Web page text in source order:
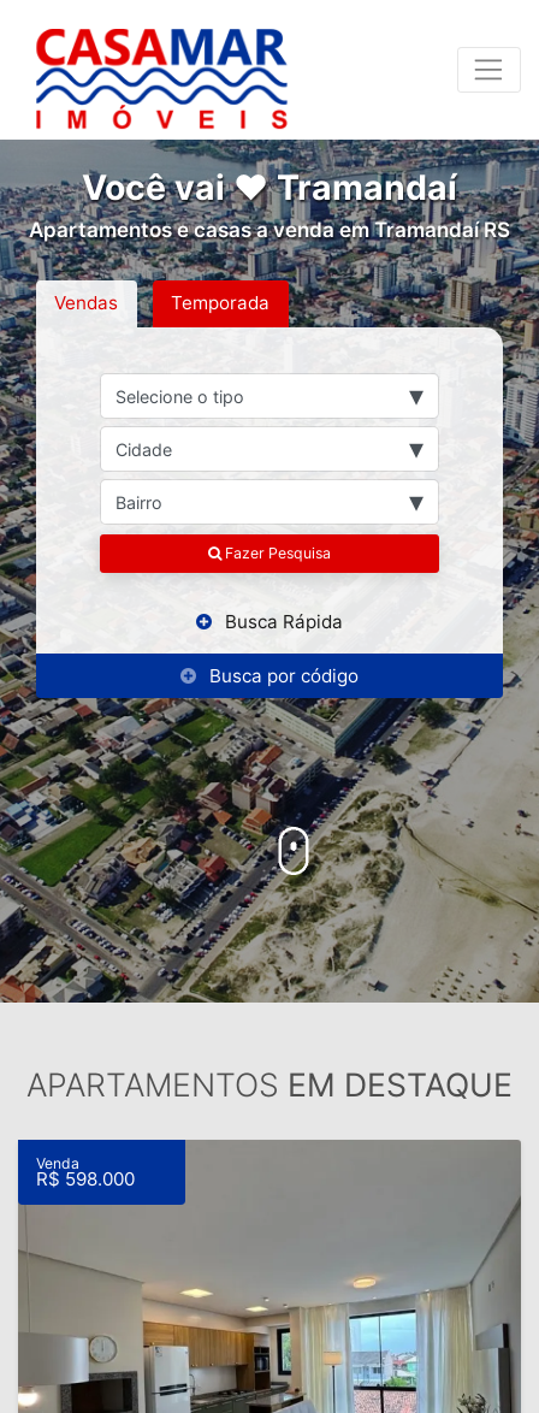
Você vai ❤ Tramandaí
Apartamentos e casas a venda em Tramandaí RS
Vendas Temporada
Selecione o tipo ▾
Cidade ▾
Bairro ▾
Fazer Pesquisa
Busca Rápida
Busca por código
APARTAMENTOS EM DESTAQUE
Venda
R$ 598.000